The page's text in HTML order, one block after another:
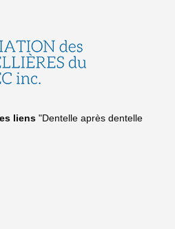
liens "Dentelle après dentelle